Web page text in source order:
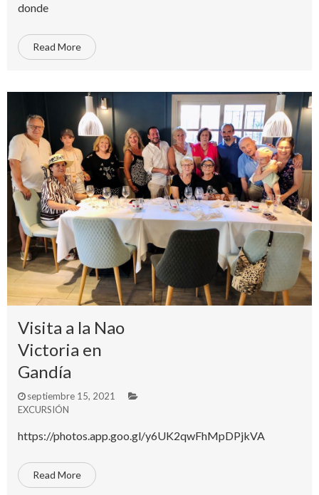
donde
Read More
Visita a la Nao
Victoria en
Gandía
septiembre 15, 2021
EXCURSIÓN
https://photos.app.goo.gl/y6UK2qwFhMpDPjkVA
Read More